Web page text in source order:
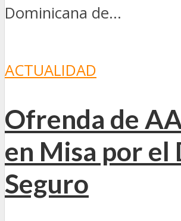
Dominicana de...
ACTUALIDAD
Ofrenda de
en Misa por el
Seguro